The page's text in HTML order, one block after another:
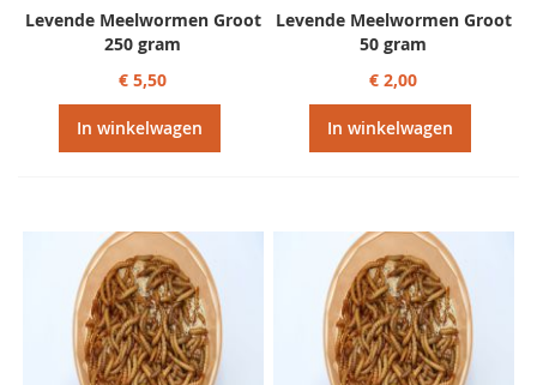
Levende Meelwormen Groot
250 gram
€ 5,50
In winkelwagen
Levende Meelwormen Groot
50 gram
€ 2,00
In winkelwagen